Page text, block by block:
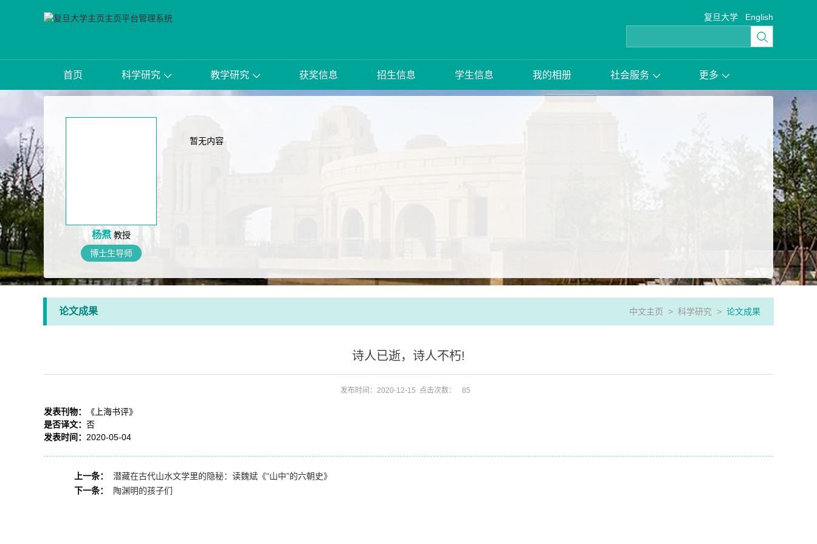
复旦大学 English
首页 科学研究 教学研究 获奖信息 招生信息 学生信息 我的相册 社会服务 更多
杨焄 教授
博士生导师
暂无内容
论文成果 中文主页 > 科学研究 > 论文成果
诗人已逝，诗人不朽!
发布时间：2020-12-15 点击次数： 85
发表刊物：
《上海书评》
是否译文： 否
发表时间： 2020-05-04
上一条：
潜藏在古代山水文学里的隐秘：读魏斌《“山中”的六朝史》
下一条：
陶渊明的孩子们